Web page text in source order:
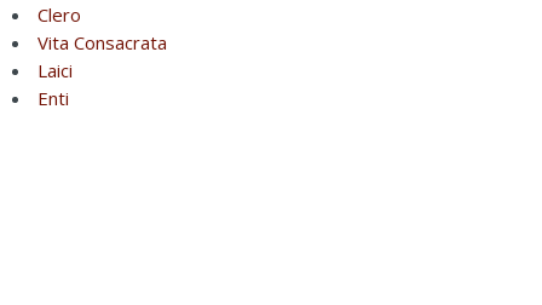
Clero
Vita Consacrata
Laici
Enti